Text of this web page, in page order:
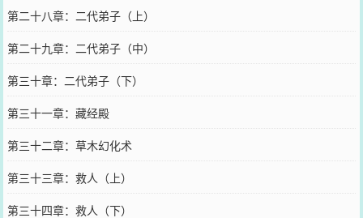
第二十八章：二代弟子（上）
第二十九章：二代弟子（中）
第三十章：二代弟子（下）
第三十一章：藏经殿
第三十二章：草木幻化术
第三十三章：救人（上）
第三十四章：救人（下）